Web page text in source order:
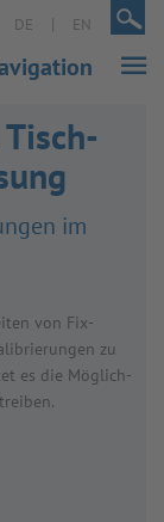
DE | EN |
im
von Fix­
zu
es die Mög­lich­